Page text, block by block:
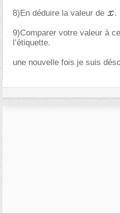
8)En déduire la valeur de .
9)Comparer votre valeur à
l’étiquette.
une nouvelle fois je suis